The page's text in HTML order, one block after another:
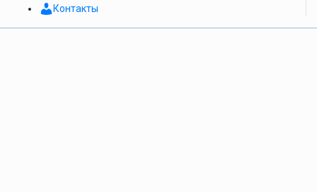
Контакты